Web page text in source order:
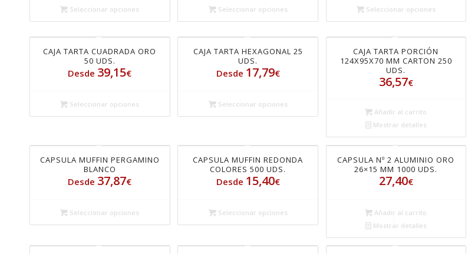
Seleccionar opciones Seleccionar opciones Seleccionar opciones
CAJA TARTA CUADRADA ORO
50 UDS.
Desde 39,15€
Seleccionar opciones
CAJA TARTA HEXAGONAL 25
UDS.
Desde 17,79€
Seleccionar opciones
CAJA TARTA PORCIÓN
124X95X70 MM CARTON 250
UDS.
36,57€
Añadir al carrito
Mostrar detalles
CAPSULA MUFFIN PERGAMINO
BLANCO
Desde 37,87€
Seleccionar opciones
CAPSULA MUFFIN REDONDA
COLORES 500 UDS.
Desde 15,40€
Seleccionar opciones
CAPSULA Nº 2 ALUMINIO ORO
26×15 MM 1000 UDS.
27,40€
Añadir al carrito
Mostrar detalles